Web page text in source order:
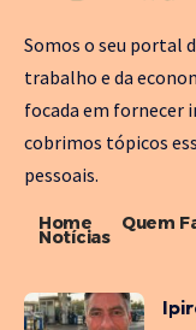
Somos o seu portal
trabalho e da
focada em fornecer
cobrimos tópicos
pessoais.
Home Quem
Notícias